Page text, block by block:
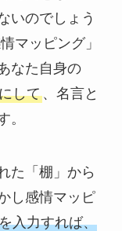
いのでしょう
マッピング」
なた自身の
して、名言と
。
た「棚」から
し感情マッピ
入力すれば、